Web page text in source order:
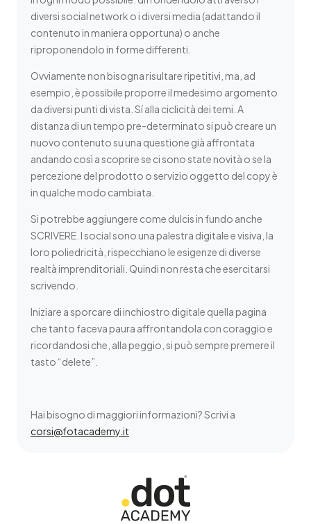
diversi social network o i diversi media (adattando il
contenuto in maniera opportuna) o anche
riproponendolo in forme differenti.
Ovviamente non bisogna risultare ripetitivi, ma, ad
esempio, è possibile proporre il medesimo argomento
da diversi punti di vista. Sí alla ciclicità dei temi. A
distanza di un tempo pre-determinato si può creare un
nuovo contenuto su una questione già affrontata
andando così a scoprire se ci sono state novità o se la
percezione del prodotto o servizio oggetto del copy è
in qualche modo cambiata.
Si potrebbe aggiungere come dulcis in fundo anche
SCRIVERE. I social sono una palestra digitale e visiva, la
loro poliedricità, rispecchiano le esigenze di diverse
realtà imprenditoriali. Quindi non resta che esercitarsi
scrivendo.
Iniziare a sporcare di inchiostro digitale quella pagina
che tanto faceva paura affrontandola con coraggio e
ricordandosi che, alla peggio, si può sempre premere il
tasto “delete”.
Hai bisogno di maggiori informazioni? Scrivi a
corsi@fotacademy.it